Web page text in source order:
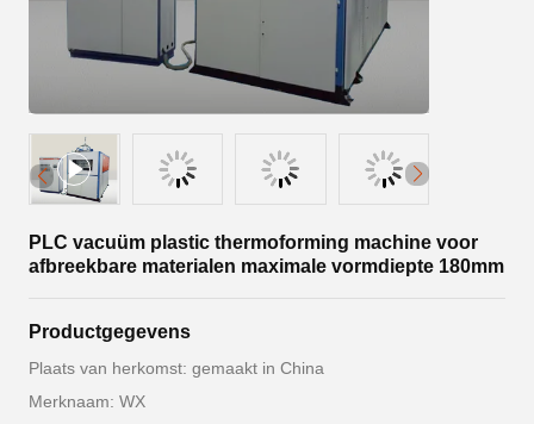
PLC vacuüm plastic thermoforming machine voor
afbreekbare materialen maximale vormdiepte 180mm
Productgegevens
Plaats van herkomst: gemaakt in China
Merknaam: WX